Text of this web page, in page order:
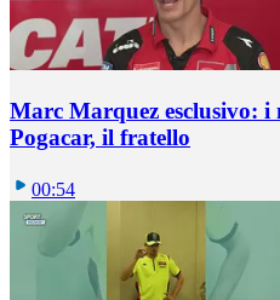
Marc Marquez esclusivo: i
Pogacar, il fratello
00:54